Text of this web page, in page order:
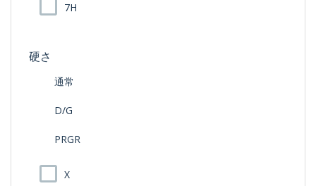
7H
硬さ
通常
D/G
PRGR
X